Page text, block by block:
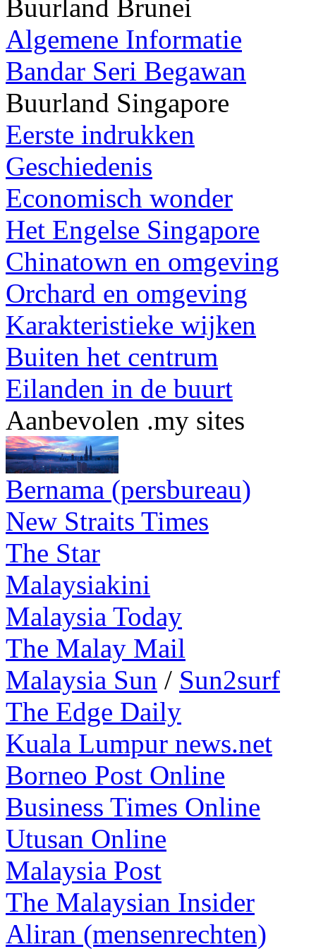
Buurland Brunei
Algemene Informatie
Bandar Seri Begawan
Buurland Singapore
Eerste indrukken
Geschiedenis
Economisch wonder
Het Engelse Singapore
Chinatown en omgeving
Orchard en omgeving
Karakteristieke wijken
Buiten het centrum
Eilanden in de buurt
Aanbevolen .my sites
Bernama (persbureau)
New Straits Times
The Star
Malaysiakini
Malaysia Today
The Malay Mail
Malaysia Sun / Sun2surf
The Edge Daily
Kuala Lumpur news.net
Borneo Post Online
Business Times Online
Utusan Online
Malaysia Post
The Malaysian Insider
Aliran (mensenrechten)